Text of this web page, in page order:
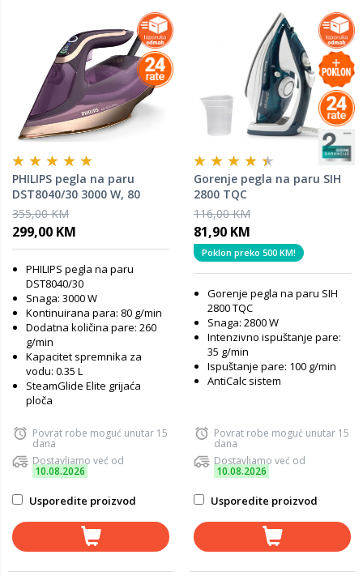
PHILIPS pegla na paru
DST8040/30 3000 W, 80
g/min
355,00 KM
299,00 KM
PHILIPS pegla na paru
DST8040/30
Snaga: 3000 W
Kontinuirana para: 80 g/min
Dodatna količina pare: 260
g/min
Kapacitet spremnika za
vodu: 0.35 L
SteamGlide Elite grijaća
ploča
Povrat robe moguć unutar 15
dana
Dostavljamo već od
10.08.2026
Usporedite proizvod
Gorenje pegla na paru SIH
2800 TQC
116,00 KM
81,90 KM
Poklon preko 500 KM!
Gorenje pegla na paru SIH
2800 TQC
Snaga: 2800 W
Intenzivno ispuštanje pare:
35 g/min
Ispuštanje pare: 100 g/min
AntiCalc sistem
Povrat robe moguć unutar 15
dana
Dostavljamo već od
10.08.2026
Usporedite proizvod